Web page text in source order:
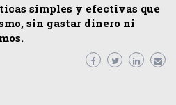
simples y efectivas que
sin gastar dinero ni